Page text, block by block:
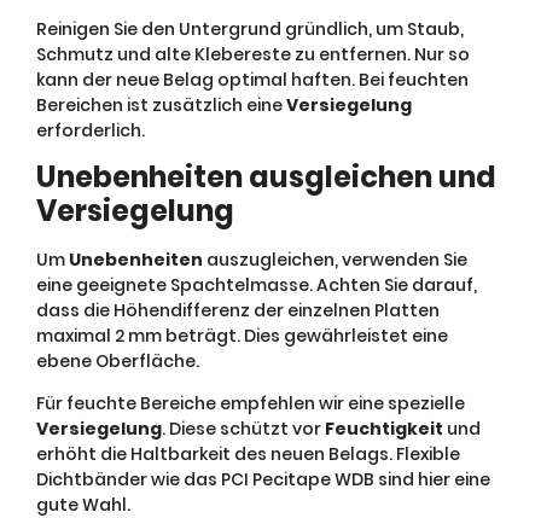
Reinigen Sie den Untergrund gründlich, um Staub,
Schmutz und alte Klebereste zu entfernen. Nur so
kann der neue Belag optimal haften. Bei feuchten
Bereichen ist zusätzlich eineVersiegelung
erforderlich.
Unebenheiten ausgleichen und
Versiegelung
Um Unebenheiten auszugleichen, verwenden Sie
eine geeignete Spachtelmasse. Achten Sie darauf,
dass die Höhendifferenz der einzelnen Platten
maximal 2 mm beträgt. Dies gewährleistet eine
ebene Oberfläche.
Für feuchte Bereiche empfehlen wir eine spezielle
Versiegelung. Diese schützt vor Feuchtigkeit und
erhöht die Haltbarkeit des neuen Belags. Flexible
Dichtbänder wie das PCI Pecitape WDB sind hier eine
gute Wahl.